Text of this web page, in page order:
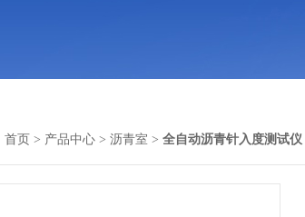
首页 > 产品中心 > 沥青室 > 全自动沥青针入度测试仪